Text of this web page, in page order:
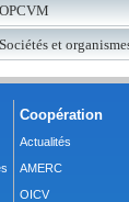
OPCVM
Sociétés et
Coopération
Actualités
AMERC
OICV